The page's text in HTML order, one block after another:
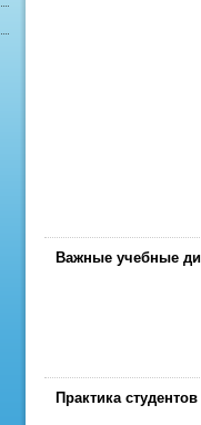
Важные учебные
Практика студентов